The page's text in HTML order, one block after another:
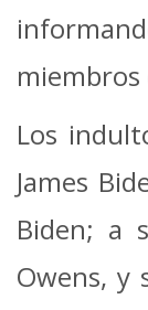
miembros
Los
James
Biden; a
Owens, y